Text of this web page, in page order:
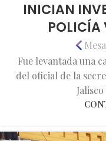
INICIAN
POLICÍA
Fue levantada una
del oficial de la